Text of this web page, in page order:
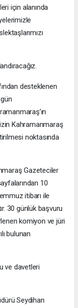
için alanında
desteklenen
Kahramanmaraş
noktasında
Gazeteciler
10
itibarı ile
30 günlük başvuru
komiyon ve jüri
bulunan
ve davetleri
Seydihan